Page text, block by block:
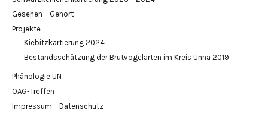
Gesehen – Gehört
Projekte
Kiebitzkartierung 2024
Bestandsschätzung der Brutvogelarten im Kreis Unna 2019
Phänologie UN
OAG-Treffen
Impressum – Datenschutz